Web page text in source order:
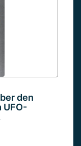
den
UFO-